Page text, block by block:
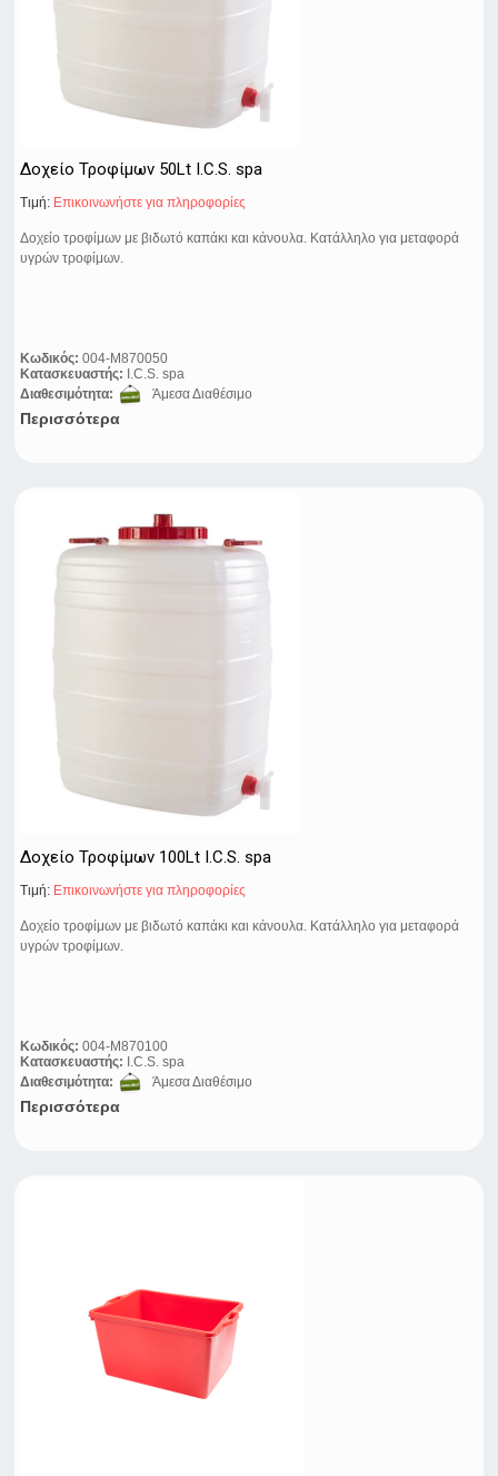
Δοχείο Τροφίμων 50Lt I.C.S. spa
Τιμή: Eπικοινωνήστε για πληροφορίες
Δοχείο τροφίμων με βιδωτό καπάκι και κάνουλα. Κατάλληλο για μεταφορά
υγρών τροφίμων.
Κωδικός: 004-M870050
Κατασκευαστής: I.C.S. spa
Διαθεσιμότητα:
Άμεσα Διαθέσιμο
Περισσότερα
Δοχείο Τροφίμων 100Lt I.C.S. spa
Τιμή: Eπικοινωνήστε για πληροφορίες
Δοχείο τροφίμων με βιδωτό καπάκι και κάνουλα. Κατάλληλο για μεταφορά
υγρών τροφίμων.
Κωδικός: 004-M870100
Κατασκευαστής: I.C.S. spa
Διαθεσιμότητα:
Άμεσα Διαθέσιμο
Περισσότερα